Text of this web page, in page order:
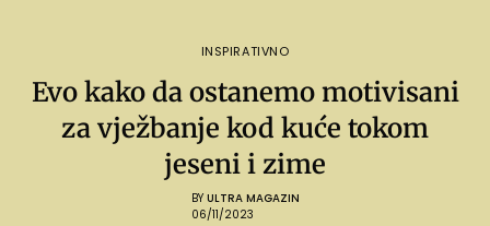
INSPIRATIVNO
Evo kako da ostanemo motivisani
za vježbanje kod kuće tokom
jeseni i zime
BY ULTRA MAGAZIN
06/11/2023